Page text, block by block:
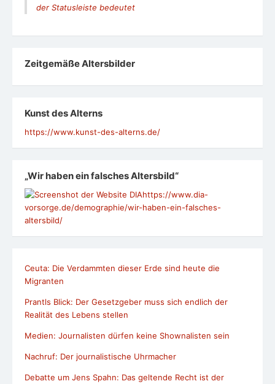
der Statusleiste bedeutet
Zeit­ge­mäße Alters­bil­der
Kunst des Alterns
https://www.kunst-des-alterns.de/
„Wir haben ein falsches Altersbild“
https://www.dia-
vorsorge.de/demographie/wir-haben-ein-falsches-
altersbild/
Ceuta: Die Verdammten dieser Erde sind heute die
Migranten
Prantls Blick: Der Gesetzgeber muss sich endlich der
Realität des Lebens stellen
Medien: Journalisten dürfen keine Shownalisten sein
Nachruf: Der journalistische Uhrmacher
Debatte um Jens Spahn: Das geltende Recht ist der